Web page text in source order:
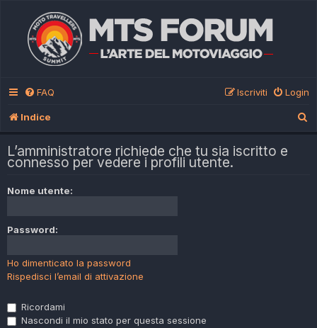
FAQ Login
Iscriviti
Indice
L’amministratore richiede che tu sia iscritto e
connesso per vedere i profili utente.
Nome utente:
Password:
Ho dimenticato la password
Rispedisci l’email di attivazione
Ricordami
Nascondi il mio stato per questa sessione